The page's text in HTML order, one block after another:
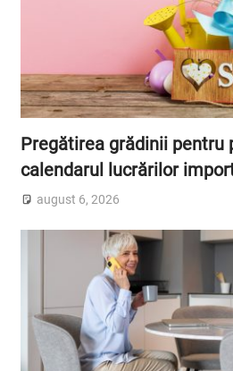
Pregătirea grădinii pentru
calendarul lucrărilor
august 6, 2026